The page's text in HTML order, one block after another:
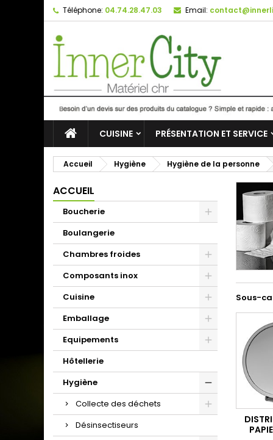
Téléphone: 04.74.28.47.03 Email:
CUISINE PRÉSENTATION ET SERVICE
Accueil Hygiène Hygiène de la personne
ACCUEIL
Boucherie
Boulangerie
Chambres froides
Composants inox
Cuisine
Emballage
Equipements
Hôtellerie
Hygiène
Collecte des déchets
Désinsectiseurs
Sous-